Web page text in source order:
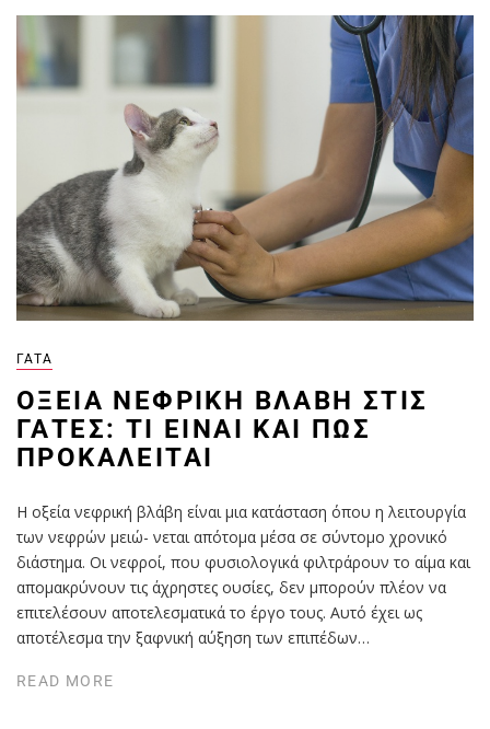
ΓΆΤΑ
ΟΞΕΊΑ ΝΕΦΡΙΚΉ ΒΛΆΒΗ ΣΤΙΣ
ΓΆΤΕΣ: ΤΙ ΕΊΝΑΙ ΚΑΙ ΠΏΣ
ΠΡΟΚΑΛΕΊΤΑΙ
Η οξεία νεφρική βλάβη είναι μια κατάσταση όπου η λειτουργία
των νεφρών μειώ- νεται απότομα μέσα σε σύντομο χρονικό
διάστημα. Οι νεφροί, που φυσιολογικά φιλτράρουν το αίμα και
απομακρύνουν τις άχρηστες ουσίες, δεν μπορούν πλέον να
επιτελέσουν αποτελεσματικά το έργο τους. Αυτό έχει ως
αποτέλεσμα την ξαφνική αύξηση των επιπέδων…
READ MORE